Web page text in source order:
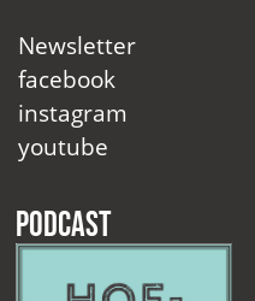
Newsletter
facebook
instagram
youtube
Podcast